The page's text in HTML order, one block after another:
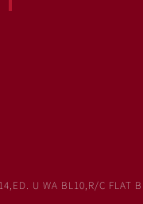
U WA BL10,R/C FLAT B